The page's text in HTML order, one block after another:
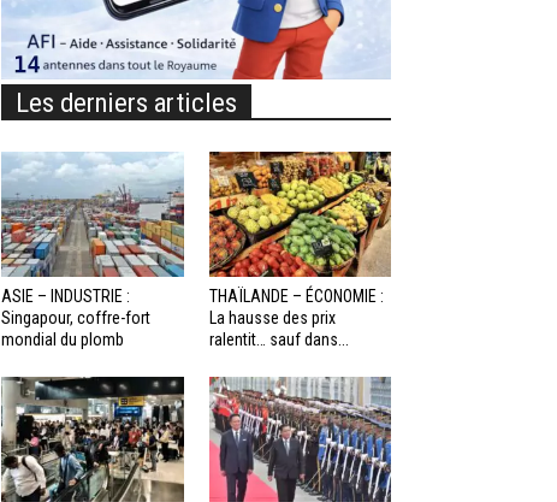
Les derniers articles
ASIE – INDUSTRIE :
Singapour, coffre-fort
mondial du plomb
THAÏLANDE – ÉCONOMIE :
La hausse des prix
ralentit… sauf dans...